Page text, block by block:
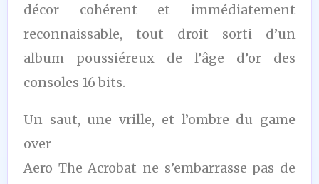
décor cohérent et immédiatement
reconnaissable, tout droit sorti d’un
album poussiéreux de l’âge d’or des
consoles 16 bits.
Un saut, une vrille, et l’ombre du game
over
Aero The Acrobat ne s’embarrasse pas de